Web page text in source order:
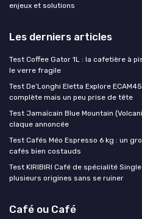
enjeux et solutions
Les derniers articles
Test Coffee Gator 1L : la cafetière à
le verre fragile
Test De’Longhi Eletta Explore
complète mais un peu prise de tête
Test Jamaïcain Blue Mountain
claque annoncée
Test Cafés Méo Espresso 6 kg : un
cafés bien costauds
Test KIRIBIRI Café de spécialité
plusieurs origines sans se ruiner
Café ou Café